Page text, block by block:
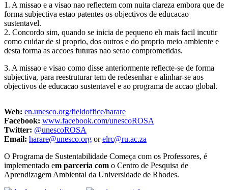
1. A missao e a visao nao reflectem com nuita clareza embora que de
forma subjectiva estao patentes os objectivos de educacao
sustentavel.
2. Concordo sim, quando se inicia de pequeno eh mais facil incutir
como cuidar de si proprio, dos outros e do proprio meio ambiente e
desta forma as accoes futuras nao serao comprometidas.
3. A missao e visao como disse anteriormente reflecte-se de forma
subjectiva, para reestruturar tem de redesenhar e alinhar-se aos
objectivos de educacao sustentavel e ao programa de accao global.
Web: en.unesco.org/fieldoffice/harare
Facebook: www.facebook.com/unescoROSA
Twitter: @unescoROSA
Email: harare@unesco.org orelrc@ru.ac.za
​O Programa de Sustentabilidade Começa com os Professores, é
implementado em parceria com o Centro de Pesquisa de
Aprendizagem Ambiental da Universidade de Rhodes.